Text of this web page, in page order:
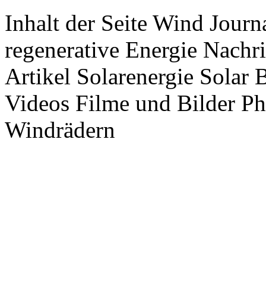
Inhalt der Seite Wind
regenerative Energie
Artikel Solarenergie Solar
Videos Filme und Bilder
Windrädern